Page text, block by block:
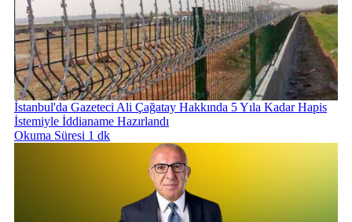
İstanbul'da Gazeteci Ali Çağatay Hakkında 5 Yıla Kadar Hapis
İstemiyle İddianame Hazırlandı
Okuma Süresi 1 dk